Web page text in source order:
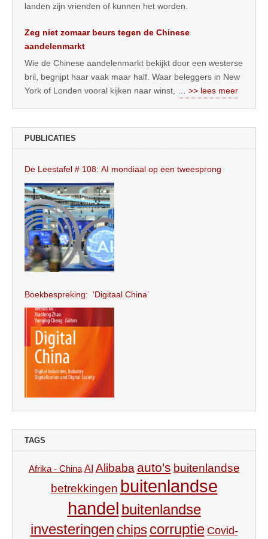
landen zijn vrienden of kunnen het worden.
Zeg niet zomaar beurs tegen de Chinese
aandelenmarkt
Wie de Chinese aandelenmarkt bekijkt door een westerse
bril, begrijpt haar vaak maar half. Waar beleggers in New
York of Londen vooral kijken naar winst,
… >> lees meer
PUBLICATIES
De Leestafel # 108: AI mondiaal op een tweesprong
Boekbespreking: ‘Digitaal China’
TAGS
Afrika - China AI Alibaba auto's buitenlandse
betrekkingen buitenlandse
handel buitenlandse
investeringen chips corruptie Covid-